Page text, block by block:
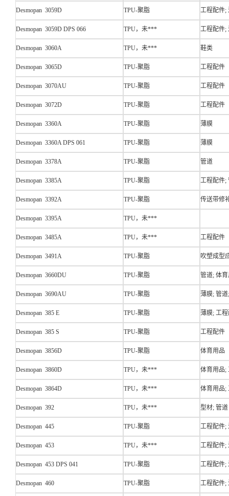
Desmopan 3059D TPU-聚脂 工程配件;
Desmopan 3059D DPS 066 TPU，未*** 工程配件;
Desmopan 3060A TPU，未*** 鞋类
Desmopan 3065D TPU-聚脂 工程配件
Desmopan 3070AU TPU-聚脂 工程配件
Desmopan 3072D TPU-聚脂 工程配件
Desmopan 3360A TPU-聚脂 薄膜
Desmopan 3360A DPS 061 TPU-聚脂 薄膜
Desmopan 3378A TPU-聚脂 管道
Desmopan 3385A TPU-聚脂 工程配件;
Desmopan 3392A TPU-聚脂 传送带修
Desmopan 3395A TPU，未***
Desmopan 3485A TPU，未*** 工程配件
Desmopan 3491A TPU-聚脂 吹塑成型
Desmopan 3660DU TPU-聚脂 管道; 体
Desmopan 3690AU TPU-聚脂 薄膜; 管
Desmopan 385 E TPU-聚脂 薄膜; 工
Desmopan 385 S TPU-聚脂 工程配件
Desmopan 3856D TPU-聚脂 体育用品
Desmopan 3860D TPU，未*** 体育用品;
Desmopan 3864D TPU，未*** 体育用品;
Desmopan 392 TPU，未*** 型材; 管道
Desmopan 445 TPU-聚脂 工程配件;
Desmopan 453 TPU，未*** 工程配件;
Desmopan 453 DPS 041 TPU-聚脂 工程配件;
Desmopan 460 TPU-聚脂 工程配件;